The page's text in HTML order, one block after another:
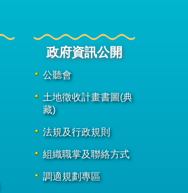
政府資訊公開
公聽會
土地徵收計畫書圖(典
藏)
法規及行政規則
組織職掌及聯絡方式
調適規劃專區